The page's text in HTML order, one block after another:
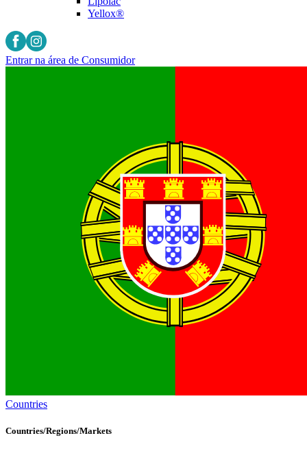
Yellox®
Entrar na área de Consumidor
Countries
Countries/Regions/Markets